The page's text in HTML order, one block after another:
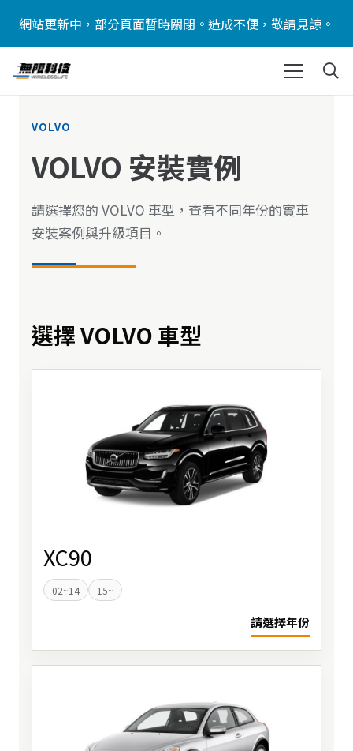
網站更新中，部分頁面暫時關閉。造成不便，敬請見諒。
VOLVO
VOLVO 安裝實例
請選擇您的 VOLVO 車型，查看不同年份的實車
安裝案例與升級項目。
選擇 VOLVO 車型
XC90
02~14 15~
請選擇年份